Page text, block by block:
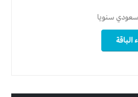
سعوديسنويا
الباقة